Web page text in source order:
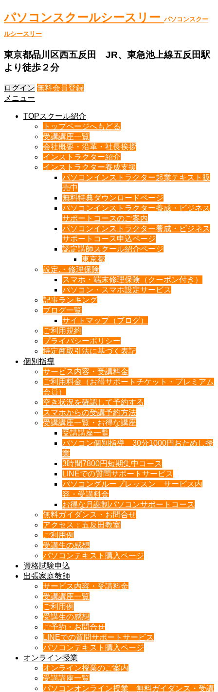
パソコンスクールシースリー パソコンスクー
ルシースリー
東京都品川区西五反田 JR、東急池上線五反田駅
より徒歩２分
ログイン 無料会員登録
メニュー
TOPスクール紹介
トップページへもどる
受講講座一覧
会社概要・沿革・社長挨拶
インストラクター紹介
インストラクター養成支援
パソコンインストラクター起業テキスト販
売中
無料特典ダウンロードページ
パソコンインストラクター養成・ビジネス
サポートコースのご案内
パソコンインストラクター養成・ビジネス
サポートコース申込ページ
認定講師スクール紹介ページ
東京都
設定.・修理保険
スマホ・端末修理保険（クーポン付き）
パソコン・スマホ設定サービス
記事ランキング
ブログ一覧
サイトマップ（ブログ）
ご利用規約
プライバシーポリシー
特定商取引法に基づく表記
個別指導
サービス内容・受講料金
ご利用料金（お得サポートチケット・プレミアム
会員）
空き状況を確認して予約する
スマホからの受講予約方法
受講講座一覧・お得な講座
受講講座一覧
パソコン個別指導 30分1000円おためし授
業
3時間7800円短期集中コース
LINEでの質問サポートサービス
パソコングループレッスン サービス内
容・受講料金
お得な月謝制パソコンサポートコース
無料ガイダンス・お問合せ
アクセス：五反田教室
ご利用例
受講生の感想
パソコンテキスト購入ページ
資格試験申込
出張家庭教師
サービス内容・受講料金
受講講座一覧
ご利用例
受講生の感想
ご予約・お問合せ
LINEでの質問サポートサービス
パソコンテキスト購入ページ
オンライン授業
オンライン授業のご案内
受講講座一覧
パソコンオンライン授業 無料ガイダンス・受講